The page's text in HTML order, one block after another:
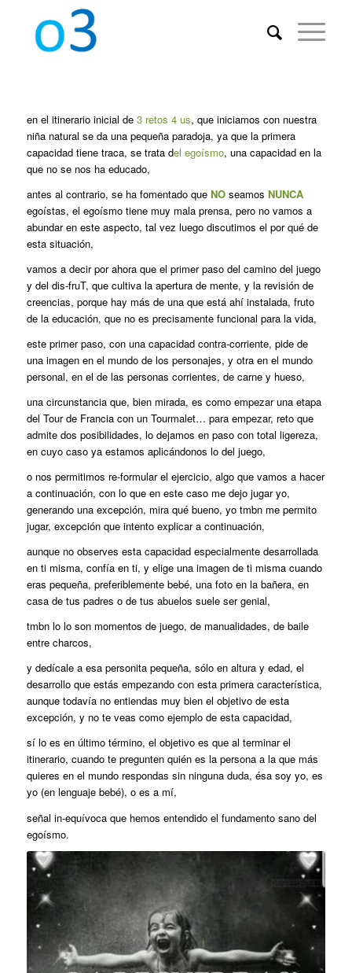
en el itinerario inicial de 3 retos 4 us, que iniciamos con nuestra
niña natural se da una pequeña paradoja, ya que la primera
capacidad tiene traca, se trata del egoísmo, una capacidad en la
que no se nos ha educado,
antes al contrario, se ha fomentado que NOseamos NUNCA
egoístas, el egoísmo tiene muy mala prensa, pero no vamos a
abundar en este aspecto, tal vez luego discutimos el por qué de
esta situación,
vamos a decir por ahora que el primer paso del camino del juego
y del dis-fruT, que cultiva la apertura de mente, y la revisión de
creencias, porque hay más de una que está ahí instalada, fruto
de la educación, que no es precisamente funcional para la vida,
este primer paso, con una capacidad contra-corriente, pide de
una imagen en el mundo de los personajes, y otra en el mundo
personal, en el de las personas corrientes, de carne y hueso,
una circunstancia que, bien mirada, es como empezar una etapa
del Tour de Francia con un Tourmalet… para empezar, reto que
admite dos posibilidades, lo dejamos en paso con total ligereza,
en cuyo caso ya estamos aplicándonos lo del juego,
o nos permitimos re-formular el ejercicio, algo que vamos a hacer
a continuación, con lo que en este caso me dejo jugar yo,
generando una excepción, mira qué bueno, yo tmbn me permito
jugar, excepción que intento explicar a continuación,
aunque no observes esta capacidad especialmente desarrollada
en ti misma, confía en ti, y elige una imagen de ti misma cuando
eras pequeña, preferiblemente bebé, una foto en la bañera, en
casa de tus padres o de tus abuelos suele ser genial,
tmbn lo lo son momentos de juego, de manualidades, de baile
entre charcos,
y dedícale a esa personita pequeña, sólo en altura y edad, el
desarrollo que estás empezando con esta primera característica,
aunque todavía no entiendas muy bien el objetivo de esta
excepción, y no te veas como ejemplo de esta capacidad,
sí lo es en último término, el objetivo es que al terminar el
itinerario, cuando te pregunten quién es la persona a la que más
quieres en el mundo respondas sin ninguna duda, ésa soy yo, es
yo (en lenguaje bebé), o es a mí,
señal in-equívoca que hemos entendido el fundamento sano del
egoísmo.